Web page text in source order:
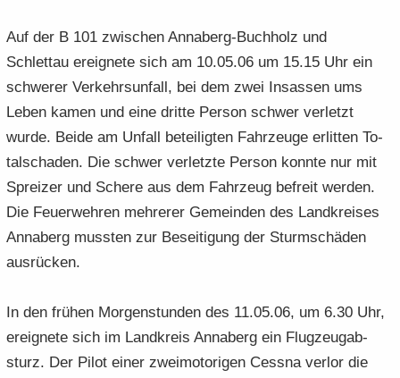
Auf der B 101 zwi­schen Annaberg-​Buchholz und
Schlettau er­eig­ne­te sich am 10.05.06 um 15.15 Uhr ein
schwe­rer Ver­kehrs­un­fall, bei dem zwei In­sas­sen ums
Leben kamen und eine drit­te Per­son schwer ver­letzt
wurde. Beide am Un­fall be­tei­lig­ten Fahr­zeu­ge er­lit­ten To­
tal­scha­den. Die schwer ver­letz­te Per­son konn­te nur mit
Sprei­zer und Sche­re aus dem Fahr­zeug be­freit wer­den.
Die Feu­er­weh­ren meh­re­rer Ge­mein­den des Land­krei­ses
An­na­berg muss­ten zur Be­sei­ti­gung der Sturm­schä­den
aus­rü­cken.
In den frü­hen Mor­gen­stun­den des 11.05.06, um 6.30 Uhr,
er­eig­ne­te sich im Land­kreis An­na­berg ein Flug­zeug­ab­
sturz. Der Pilot einer zwei­mo­to­ri­gen Cess­na ver­lor die